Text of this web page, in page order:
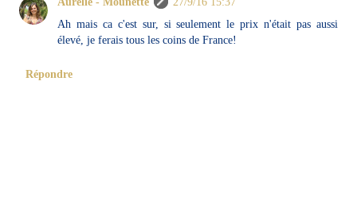
Ah mais ca c'est sur, si seulement le prix n'était pas aussi
élevé, je ferais tous les coins de France!
Répondre